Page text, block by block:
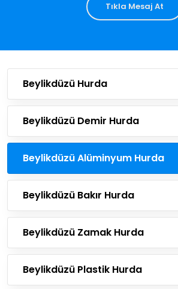
Tıkla Mesaj At
Beylikdüzü Hurda
Beylikdüzü Demir Hurda
Beylikdüzü Alüminyum Hurda
Beylikdüzü Bakır Hurda
Beylikdüzü Zamak Hurda
Beylikdüzü Plastik Hurda